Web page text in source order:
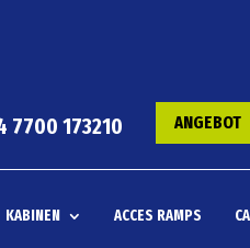
7700 173210 ANGEBOT
KABINEN ACCES RAMPS